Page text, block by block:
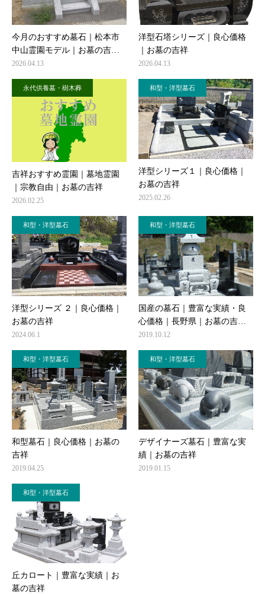
今月のおすすめ墓石｜松本市
中山霊園モデル｜お墓の吉…
2026.04.13
洋型石塔シリーズ｜良心価格
｜お墓の吉祥
2026.04.13
永代供養墓・樹木葬
吉祥おすすめ霊園｜墓地霊園
｜宗教自由｜お墓の吉祥
2026.02.25
和型・洋型墓石
洋型シリーズ１｜良心価格｜
お墓の吉祥
2025.02.26
和型・洋型墓石
洋型シリーズ ２｜良心価格｜
お墓の吉祥
2024.06.1
和型・洋型墓石
国産の墓石｜豊富な実績・良
心価格｜長野県｜お墓の吉…
2019.10.12
和型・洋型墓石
和型墓石｜良心価格｜お墓の
吉祥
2019.04.25
和型・洋型墓石
デザイナーズ墓石｜豊富な実
績｜お墓の吉祥
2019.01.15
和型・洋型墓石
丘カロート｜豊富な実績｜お
墓の吉祥